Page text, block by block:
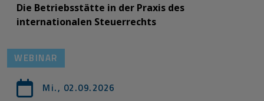
Die Betriebsstätte in der Praxis des
internationalen Steuerrechts
WEBINAR
Mi., 02.09.2026